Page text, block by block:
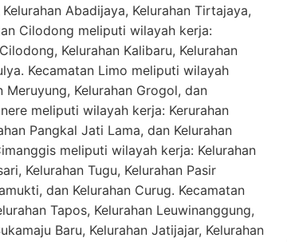
Abadijaya, Kelurahan Tirtajaya,
Cilodong meliputi wilayah kerja:
Kelurahan Kalibaru, Kelurahan
Kecamatan Limo meliputi wilayah
Meruyung, Kelurahan Grogol, dan
meliputi wilayah kerja: Kerurahan
Pangkal Jati Lama, dan Kelurahan
meliputi wilayah kerja: Kelurahan
Kelurahan Tugu, Kelurahan Pasir
dan Kelurahan Curug. Kecamatan
Tapos, Kelurahan Leuwinanggung,
Baru, Kelurahan Jatijajar, Kelurahan